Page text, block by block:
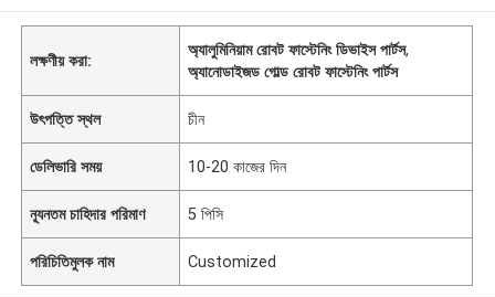
লক্ষণীয় করা:
অ্যালুমিনিয়াম রোবট ফাস্টেনিং ডিভাইস পার্টস,
অ্যানোডাইজড গোল্ড রোবট ফাস্টেনিং পার্টস
উৎপত্তি স্থল চীন
ডেলিভারি সময় 10-20 কাজের দিন
ন্যূনতম চাহিদার পরিমাণ 5 পিসি
পরিচিতিমুলক নাম Customized